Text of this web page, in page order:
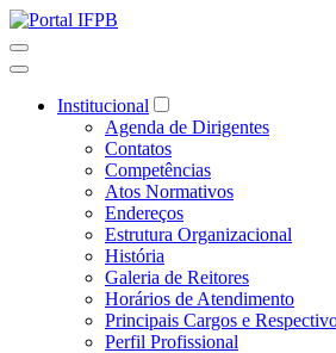
Institucional
Agenda de Dirigentes
Contatos
Competências
Atos Normativos
Endereços
Estrutura Organizacional
História
Galeria de Reitores
Horários de Atendimento
Principais Cargos e
Perfil Profissional